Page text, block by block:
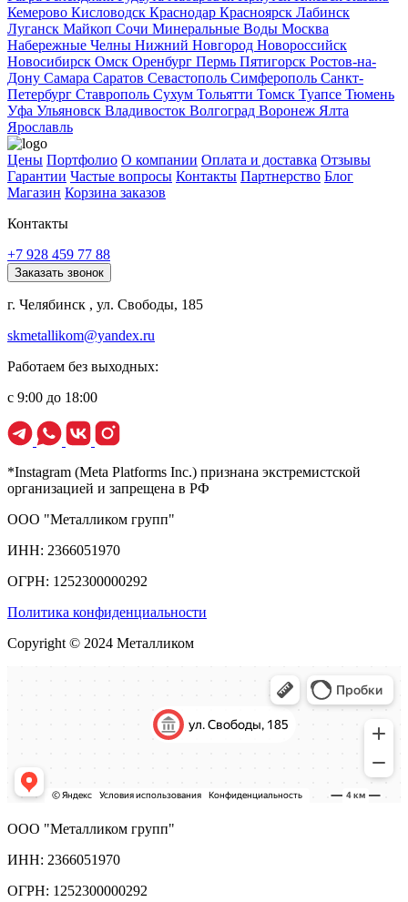
Кемерово Кисловодск Краснодар Красноярск Лабинск
Луганск Майкоп Сочи Минеральные Воды Москва
Набережные Челны Нижний Новгород Новороссийск
Новосибирск Омск Оренбург Пермь Пятигорск Ростов-на-
Дону Самара Саратов Севастополь Симферополь Санкт-
Петербург Ставрополь Сухум Тольятти Томск Туапсе Тюмень
Уфа Ульяновск Владивосток Волгоград Воронеж Ялта
Ярославль
Цены Портфолио О компании Оплата и доставка Отзывы
Гарантии Частые вопросы Контакты Партнерство Блог
Магазин Корзина заказов
Контакты
+7 928 459 77 88
Заказать звонок
г. Челябинск , ул. Свободы, 185
skmetallikom@yandex.ru
Работаем без выходных:
с 9:00 до 18:00
*Instagram (Meta Platforms Inc.) признана экстремистской
организацией и запрещена в РФ
ООО "Металликом групп"
ИНН: 2366051970
ОГРН: 1252300000292
Политика конфиденциальности
Copyright © 2024 Металликом
ООО "Металликом групп"
ИНН: 2366051970
ОГРН: 1252300000292